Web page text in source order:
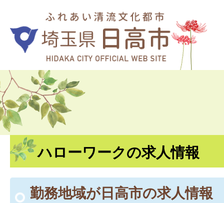
ハローワークの求人情報
勤務地域が日高市の求人情報